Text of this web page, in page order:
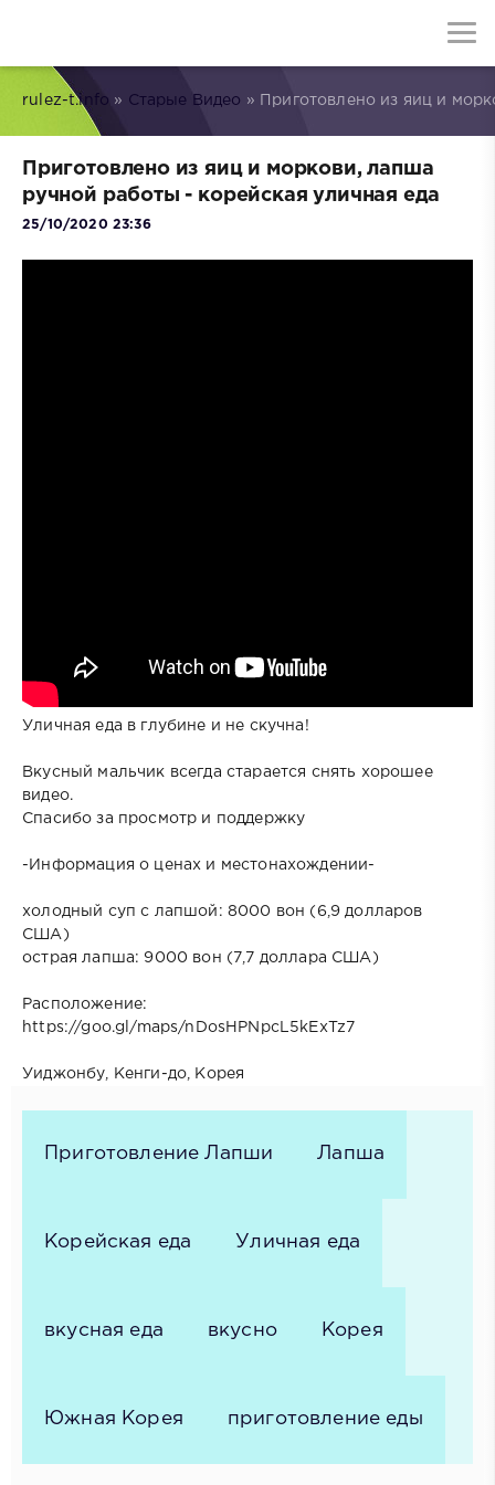
rulez-t.info » Старые Видео » Приготовлено из яиц и
Приготовлено из яиц и моркови, лапша
ручной работы - корейская уличная еда
25/10/2020 23:36
Уличная еда в глубине и не скучна!
Вкусный мальчик всегда старается снять хорошее
видео.
Спасибо за просмотр и поддержку
-Информация о ценах и местонахождении-
холодный суп с лапшой: 8000 вон (6,9 долларов
США)
острая лапша: 9000 вон (7,7 доллара США)
Расположение:
https://goo.gl/maps/nDosHPNpcL5kExTz7
Уиджонбу, Кенги-до, Корея
Приготовление Лапши Лапша
Корейская еда Уличная еда
вкусная еда вкусно Корея
Южная Корея приготовление еды